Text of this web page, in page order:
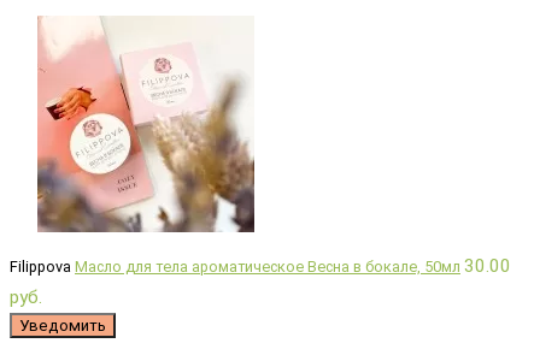
Filippova Масло для тела ароматическое Весна в бокале, 50мл 30.00
руб.
Уведомить